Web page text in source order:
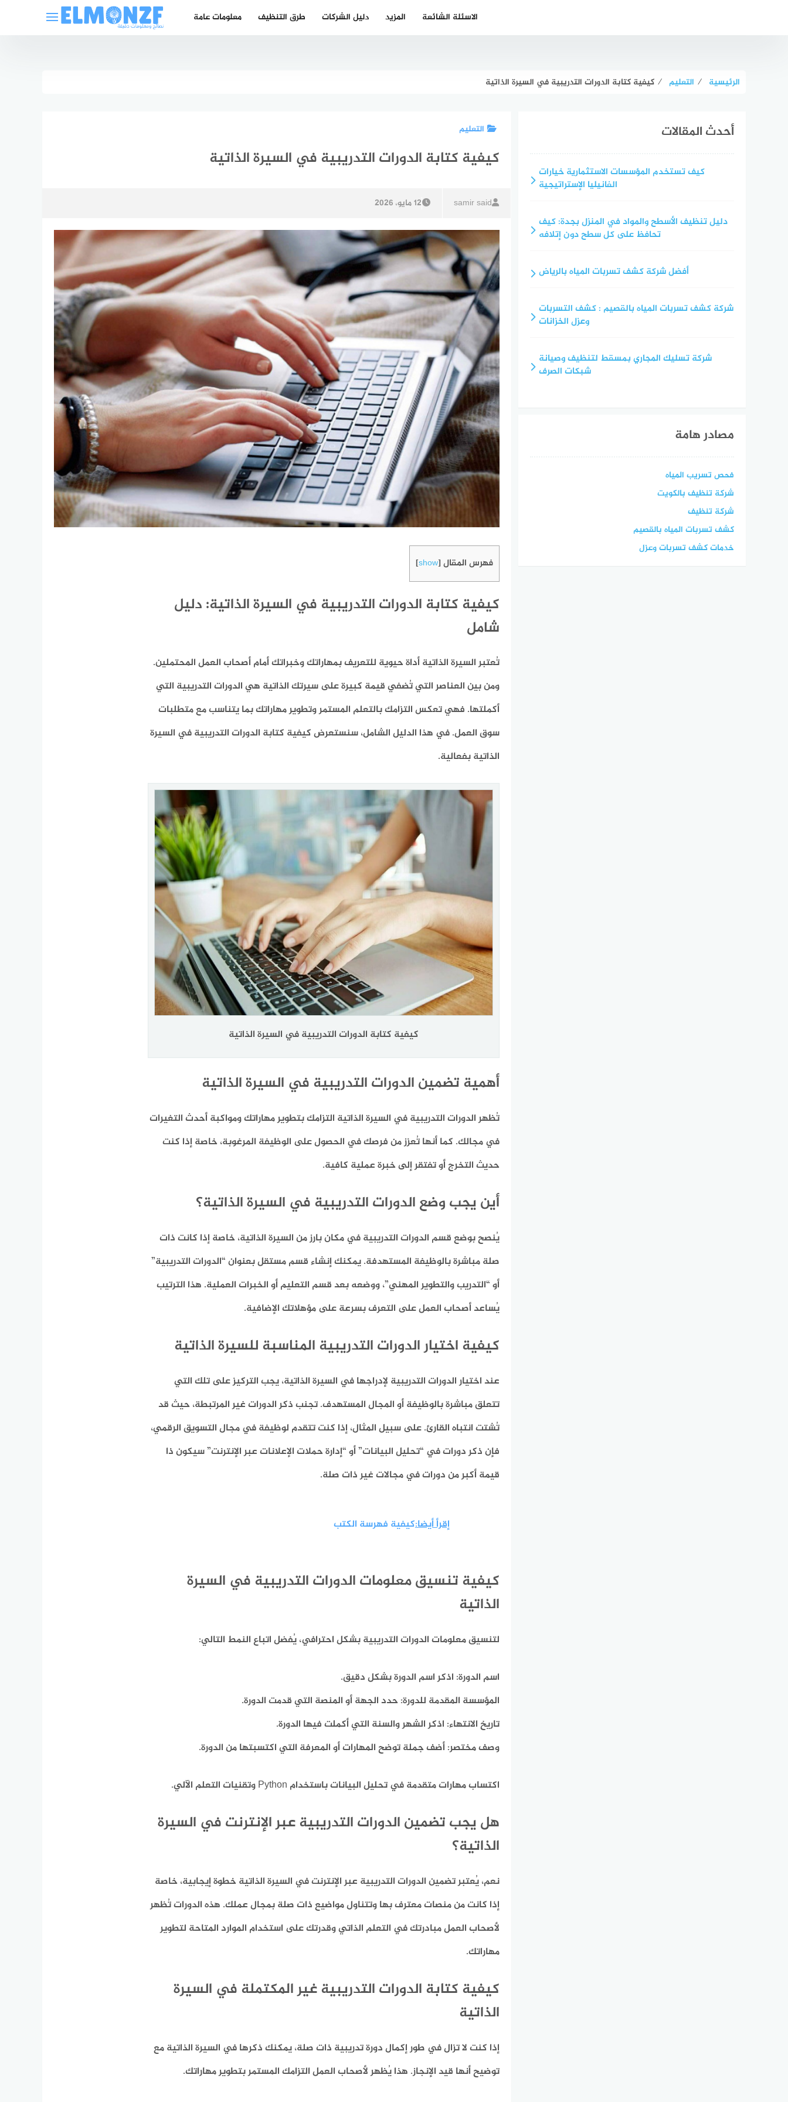
معلومات عامة طرق التنظيف دليل الشركات المزيد الاسئلة الشائعة
الرئيسية ⁄ التعليم ⁄ كيفية كتابة الدورات التدريبية في السيرة الذاتية
التعليم
كيفية كتابة الدورات التدريبية في السيرة الذاتية
samir said 12 مايو، 2026
فهرس المقال [
show
]
كيفية كتابة الدورات التدريبية في السيرة الذاتية: دليل
شامل
تُعتبر السيرة الذاتية أداة حيوية للتعريف بمهاراتك وخبراتك أمام أصحاب العمل المحتملين.
ومن بين العناصر التي تُضفي قيمة كبيرة على سيرتك الذاتية هي الدورات التدريبية التي
أكملتها. فهي تعكس التزامك بالتعلم المستمر وتطوير مهاراتك بما يتناسب مع متطلبات
سوق العمل. في هذا الدليل الشامل، سنستعرض كيفية كتابة الدورات التدريبية في السيرة
الذاتية بفعالية.
كيفية كتابة الدورات التدريبية في السيرة الذاتية
أهمية تضمين الدورات التدريبية في السيرة الذاتية
تُظهر الدورات التدريبية في السيرة الذاتية التزامك بتطوير مهاراتك ومواكبة أحدث التغيرات
في مجالك. كما أنها تُعزز من فرصك في الحصول على الوظيفة المرغوبة، خاصة إذا كنت
حديث التخرج أو تفتقر إلى خبرة عملية كافية.
أين يجب وضع الدورات التدريبية في السيرة الذاتية؟
يُنصح بوضع قسم الدورات التدريبية في مكان بارز من السيرة الذاتية، خاصة إذا كانت ذات
صلة مباشرة بالوظيفة المستهدفة. يمكنك إنشاء قسم مستقل بعنوان “الدورات التدريبية”
أو “التدريب والتطوير المهني”، ووضعه بعد قسم التعليم أو الخبرات العملية. هذا الترتيب
يُساعد أصحاب العمل على التعرف بسرعة على مؤهلاتك الإضافية.
كيفية اختيار الدورات التدريبية المناسبة للسيرة الذاتية
عند اختيار الدورات التدريبية لإدراجها في السيرة الذاتية، يجب التركيز على تلك التي
تتعلق مباشرة بالوظيفة أو المجال المستهدف. تجنب ذكر الدورات غير المرتبطة، حيث قد
تُشتت انتباه القارئ. على سبيل المثال، إذا كنت تتقدم لوظيفة في مجال التسويق الرقمي،
فإن ذكر دورات في “تحليل البيانات” أو “إدارة حملات الإعلانات عبر الإنترنت” سيكون ذا
قيمة أكبر من دورات في مجالات غير ذات صلة.
إقرأ أيضا:كيفية فهرسة الكتب
كيفية تنسيق معلومات الدورات التدريبية في السيرة
الذاتية
لتنسيق معلومات الدورات التدريبية بشكل احترافي،يُفضل اتباع النمط التالي:
اسم الدورة: اذكر اسم الدورة بشكل دقيق.
المؤسسة المقدمة للدورة: حدد الجهة أو المنصة التي قدمت الدورة.
تاريخ الانتهاء: اذكر الشهر والسنة التي أكملت فيها الدورة.
وصف مختصر:أضف جملة توضح المهارات أو المعرفة التي اكتسبتها من الدورة.
اكتساب مهارات متقدمة في تحليل البيانات باستخدام Python وتقنيات التعلم الآلي.
هل يجب تضمين الدورات التدريبية عبر الإنترنت في السيرة
الذاتية؟
نعم، يُعتبر تضمين الدورات التدريبية عبر الإنترنت في السيرة الذاتية خطوة إيجابية، خاصة
إذا كانت من منصات معترف بها وتتناول مواضيع ذات صلة بمجال عملك. هذه الدورات تُظهر
لأصحاب العمل مبادرتك في التعلم الذاتي وقدرتك على استخدام الموارد المتاحة لتطوير
مهاراتك.
كيفية كتابة الدورات التدريبية غير المكتملة في السيرة
الذاتية
إذا كنت لا تزال في طور إكمال دورة تدريبية ذات صلة، يمكنك ذكرها في السيرة الذاتية مع
توضيح أنها قيد الإنجاز. هذا يُظهر لأصحاب العمل التزامك المستمر بتطوير مهاراتك.
أحدث المقالات
كيف تستخدم المؤسسات الاستثمارية خيارات
الفانيليا الإستراتيجية
دليل تنظيف الأسطح والمواد في المنزل بجدة: كيف
تحافظ على كل سطح دون إتلافه
أفضل شركة كشف تسربات المياه بالرياض
شركة كشف تسربات المياه بالقصيم : كشف التسربات
وعزل الخزانات
شركة تسليك المجاري بمسقط لتنظيف وصيانة
شبكات الصرف
مصادر هامة
فحص تسريب المياه
شركة تنظيف بالكويت
شركة تنظيف
كشف تسربات المياه بالقصيم
خدمات كشف تسربات وعزل